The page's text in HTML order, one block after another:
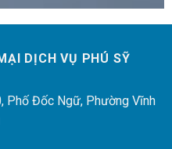
DỊCH VỤ PHÚ SỸ
Phố Đốc Ngữ, Phường Vĩnh